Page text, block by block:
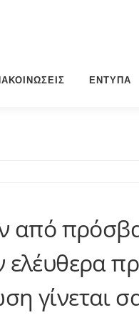
ΈΝΤΥΠΑ
από
ελέυθερα
γίνεται